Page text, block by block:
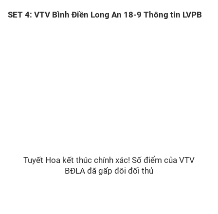
SET 4: VTV Bình Điền Long An 18-9 Thông tin LVPB
Tuyết Hoa kết thúc chính xác! Số điểm của VTV
BĐLA đã gấp đôi đối thủ